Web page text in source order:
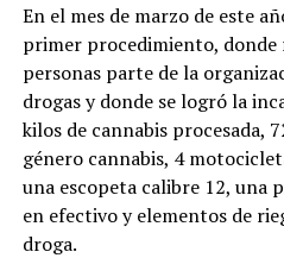
En el mes de marzo de este
primer procedimiento, donde
personas parte de la
drogas y donde se logró la
kilos de cannabis procesada,
género cannabis, 4
una escopeta calibre 12, una
en efectivo y elementos de
droga.